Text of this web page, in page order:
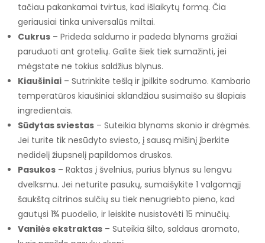
tačiau pakankamai tvirtus, kad išlaikytų formą. Čia
geriausiai tinka universalūs miltai.
Cukrus – Prideda saldumo ir padeda blynams gražiai
paruduoti ant grotelių. Galite šiek tiek sumažinti, jei
mėgstate ne tokius saldžius blynus.
Kiaušiniai – Sutrinkite tešlą ir įpilkite sodrumo. Kambario
temperatūros kiaušiniai sklandžiau susimaišo su šlapiais
ingredientais.
Sūdytas sviestas – Suteikia blynams skonio ir drėgmės.
Jei turite tik nesūdyto sviesto, į sausą mišinį įberkite
nedidelį žiupsnelį papildomos druskos.
Pasukos – Raktas į švelnius, purius blynus su lengvu
dvelksmu. Jei neturite pasukų, sumaišykite 1 valgomąjį
šaukštą citrinos sulčių su tiek nenugriebto pieno, kad
gautųsi 1¾ puodelio, ir leiskite nusistovėti 15 minučių.
Vanilės ekstraktas – Suteikia šilto, saldaus aromato,